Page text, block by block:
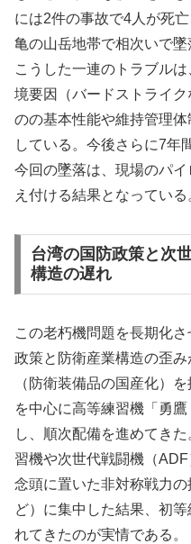
には2件の事故で4人が死
亀の山岳地帯で相次いで墜
こうした一連のトラブル
境要因（バードストライ
のの基本性能や維持管理
している。今後さらに7年
今回の墜落は、現場のパ
え付ける結果となっている
台湾の国防政策と次
構造の遅れ
この老朽機問題を長期化
政策と防衛産業構造の歪
（防衛装備品の国産化）
を中心に高等練習機「勇
し、順次配備を進めてき
習機や次世代戦闘機（
念頭に置いた非対称戦力
ど）に集中した結果、初
れてきたのが実情である。